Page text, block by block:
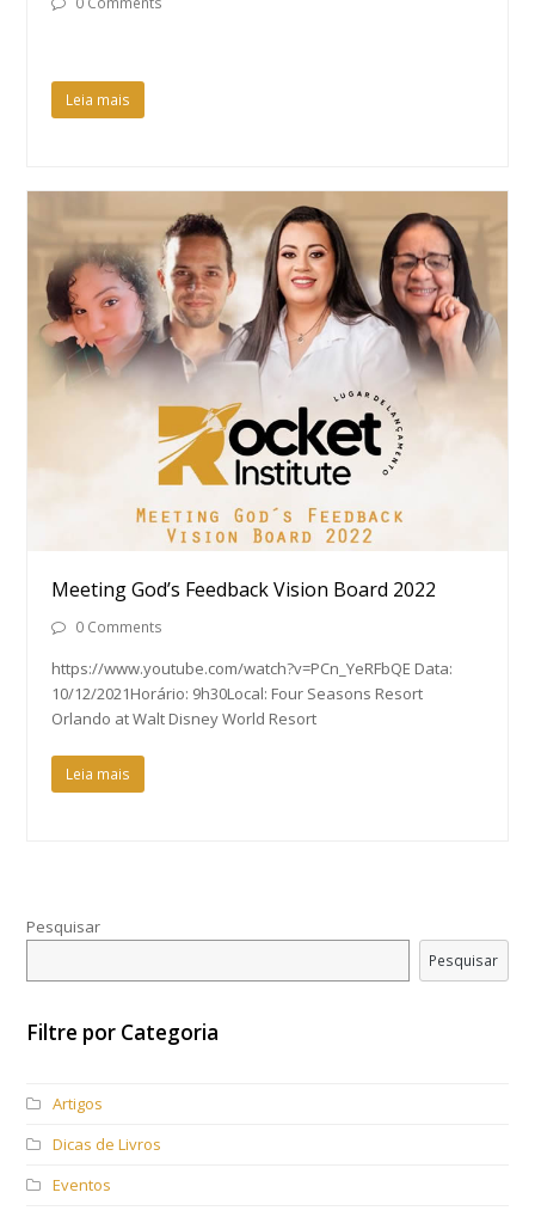
Leia mais
Meeting God’s Feedback Vision Board 2022
0 Comments
https://www.youtube.com/watch?v=PCn_YeRFbQE Data:
10/12/2021Horário: 9h30Local: Four Seasons Resort
Orlando at Walt Disney World Resort
Leia mais
Pesquisar
Pesquisar
Filtre por Categoria
Artigos
Dicas de Livros
Eventos